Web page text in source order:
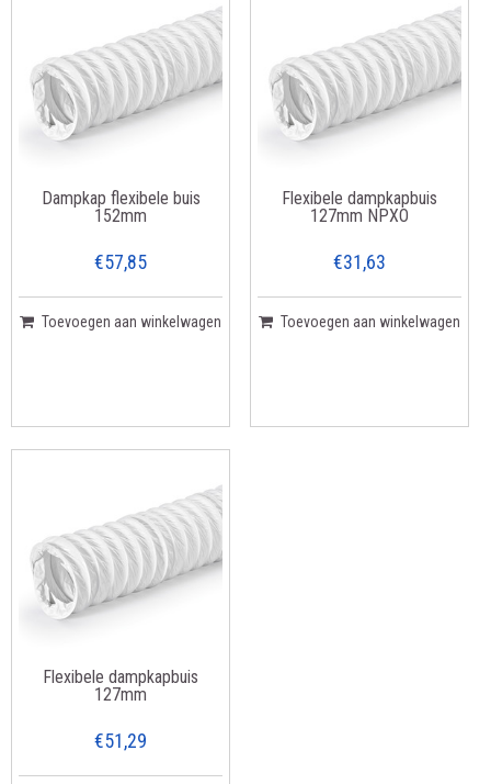
Dampkap flexibele buis
152mm
€57,85
Toevoegen aan winkelwagen
Flexibele dampkapbuis
127mm NPXO
€31,63
Toevoegen aan winkelwagen
Flexibele dampkapbuis
127mm
€51,29